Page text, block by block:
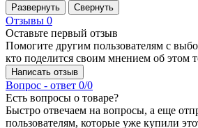
Развернуть Свернуть
Отзывы 0
Оставьте первый отзыв
Помогите другим пользователям с
кто поделится своим мнением об этом
Написать отзыв
Вопрос - ответ 0/0
Есть вопросы о товаре?
Быстро отвечаем на вопросы, а еще
пользователям, которые уже купили